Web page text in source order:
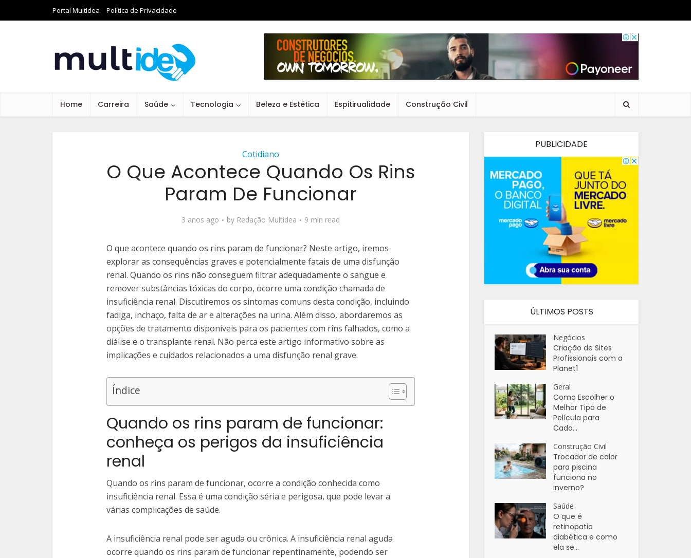
Portal MultIdea Política de Privacidade
Home Carreira Saúde Tecnologia Beleza e Estética Espitirualidade Construção Civil
Cotidiano
O Que Acontece Quando Os Rins
Param De Funcionar
3 anos ago by Redação Multidea 9 min read
O que acontece quando os rins param de funcionar? Neste artigo, iremos
explorar as consequências graves e potencialmente fatais de uma disfunção
renal. Quando os rins não conseguem filtrar adequadamente o sangue e
remover substâncias tóxicas do corpo, ocorre uma condição chamada de
insuficiência renal. Discutiremos os sintomas comuns desta condição, incluindo
fadiga, inchaço, falta de ar e alterações na urina. Além disso, abordaremos as
opções de tratamento disponíveis para os pacientes com rins falhados, como a
diálise e o transplante renal. Não perca este artigo informativo sobre as
implicações e cuidados relacionados a uma disfunção renal grave.
Índice
Quando os rins param de funcionar:
conheça os perigos da insuficiência
renal
Quando os rins param de funcionar, ocorre a condição conhecida como
insuficiência renal. Essa é uma condição séria e perigosa, que pode levar a
várias complicações de saúde.
A insuficiência renal pode ser aguda ou crônica. A insuficiência renal aguda
ocorre quando os rins param de funcionar repentinamente, podendo ser
PUBLICIDADE
ÚLTIMOS POSTS
Negócios
Criação de Sites
Profissionais com a
Planet1
Geral
Como Escolher o
Melhor Tipo de
Película para
Cada...
Construção Civil
Trocador de calor
para piscina
funciona no
inverno?
Saúde
O que é
retinopatia
diabética e como
ela se...